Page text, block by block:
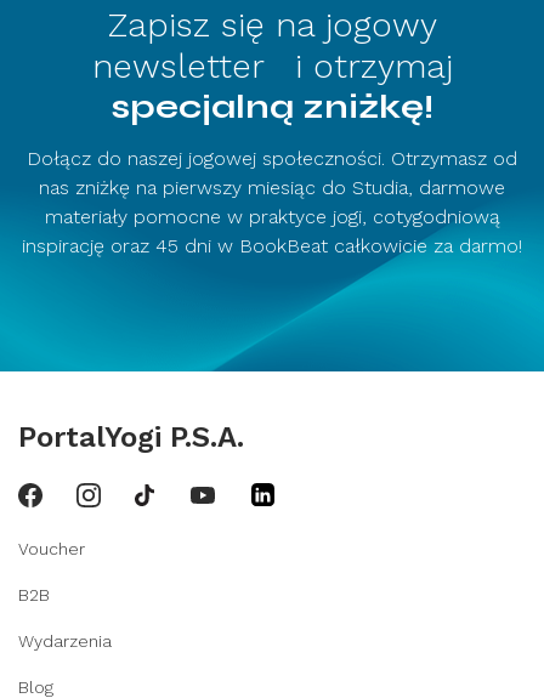
Zapisz się na jogowy
newsletter i otrzymaj
specjalną zniżkę!
Dołącz do naszej jogowej społeczności. Otrzymasz od
nas zniżkę na pierwszy miesiąc do Studia, darmowe
materiały pomocne w praktyce jogi, cotygodniową
inspirację oraz 45 dni w BookBeat całkowicie za darmo!
PortalYogi P.S.A.
Voucher
B2B
Wydarzenia
Blog